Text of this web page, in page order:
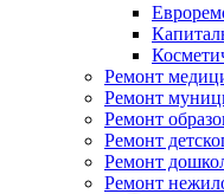
Ремонт
Ремонт
Ремонт
Ремонт
Ремонт
Ремонт